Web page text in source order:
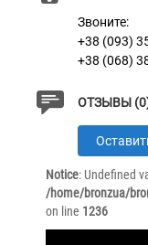
Звоните:
+38 (093)
+38 (068)
ОТЗЫВЫ
Notice: Undefined
/home/bronzua/
on line 1236